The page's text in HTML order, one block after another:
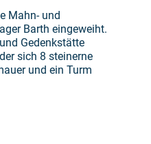
Mahn- und
Barth eingeweiht.
Gedenkstätte
sich 8 steinerne
und ein Turm